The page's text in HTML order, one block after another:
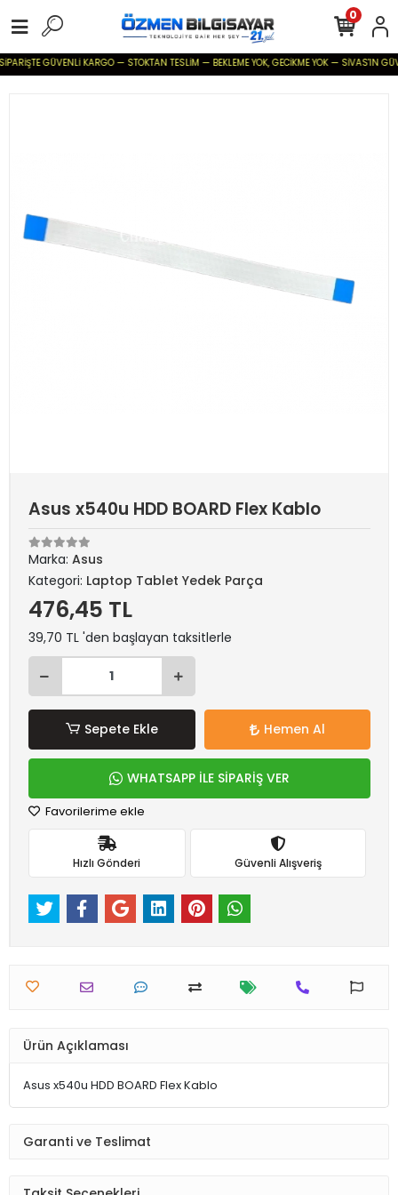
GÜVENLİ KARGO — STOKTAN TESLİM — BEKLEME YOK, GECİKME YOK — SİVAS'IN
0
Asus x540u HDD BOARD Flex Kablo
Marka: Asus
Kategori: Laptop Tablet Yedek Parça
476,45 TL
39,70 TL 'den başlayan taksitlerle
Sepete Ekle Hemen Al
WHATSAPP İLE SİPARİŞ VER
Favorilerime ekle
Hızlı Gönderi Güvenli Alışveriş
Ürün Açıklaması
Asus x540u HDD BOARD Flex Kablo
Garanti ve Teslimat